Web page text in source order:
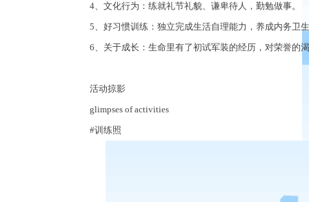
4、文化行为：练就礼节礼貌、谦卑待人，勤勉做事。
5、好习惯训练：独立完成生活自理能力，养成内务卫
6、关于成长：生命里有了初试军装的经历，对荣誉的
活动掠影
glimpses of activities
#训练照